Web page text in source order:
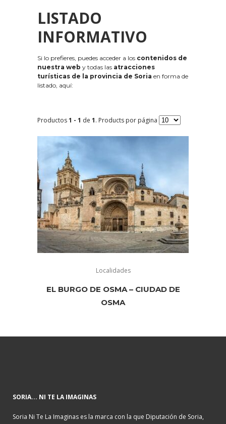
LISTADO
INFORMATIVO
Si lo prefieres, puedes acceder a los contenidos de
nuestra web y todas las atracciones
turísticas de la provincia de Soria en forma de
listado, aquí:
Productos1 - 1 de 1. Products por página
Localidades
EL BURGO DE OSMA – CIUDAD DE
OSMA
SORIA... NI TE LA IMAGINAS
Soria Ni Te La Imaginas es la marca con la que Diputación de Soria,